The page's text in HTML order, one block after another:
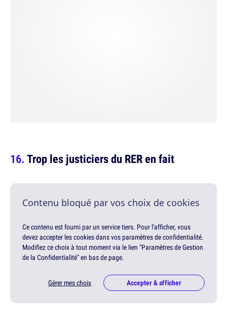
Trop les justiciers du RER en fait
Contenu bloqué par vos choix de cookies
Ce contenu est fourni par un service tiers. Pour l'afficher, vous
devez accepter les cookies dans vos paramètres de confidentialité.
Modifiez ce choix à tout moment via le lien "Paramètres de Gestion
de la Confidentialité" en bas de page.
Gérer mes choix Accepter & afficher